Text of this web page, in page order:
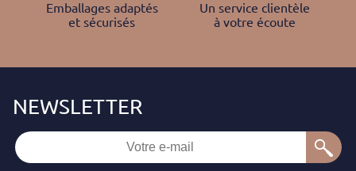
Emballages adaptés
et sécurisés
Un service clientèle
à votre écoute